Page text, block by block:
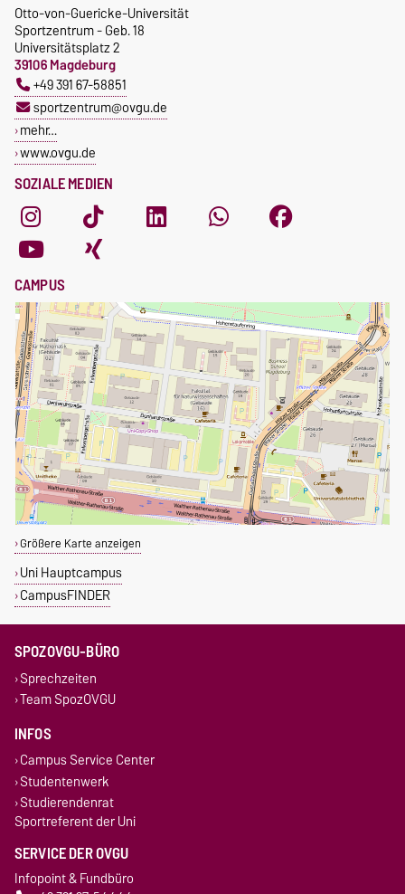
SOZIALE MEDIEN
Otto-von-Guericke-Universität
Sportzentrum - Geb. 18
Universitätsplatz 2
39106 Magdeburg
+49 391 67-58851
sportzentrum@ovgu.de
mehr…
www.ovgu.de
CAMPUS
Größere Karte anzeigen
Uni Hauptcampus
CampusFINDER
SPOZOVGU-BÜRO
Sprechzeiten
Team SpozOVGU
INFOS
Campus Service Center
Studentenwerk
Studierendenrat
Sportreferent der Uni
SERVICE DER OVGU
Infopoint & Fundbüro